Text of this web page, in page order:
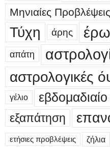
Μηνιαίες Προβλέψεις
Τύχη άρης
απάτη
αστρολογικές
γέλιο
εξαπάτηση
ετήσιες προβλέψεις ζήλια